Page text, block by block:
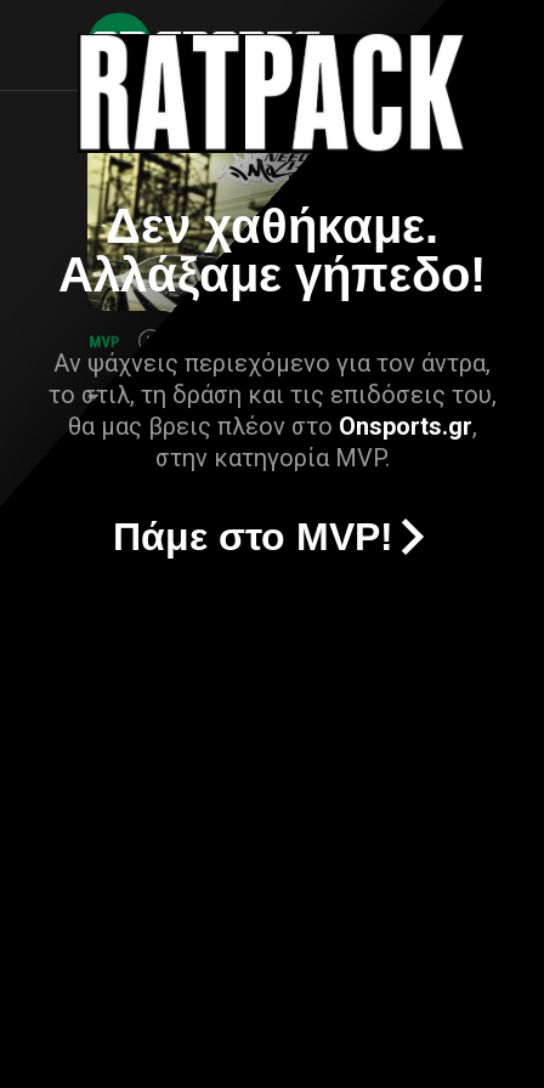
Δεν χαθήκαμε.
Αλλάξαμε γήπεδο!
Αν ψάχνεις περιεχόμενο για τον άντρα,
το στιλ, τη δράση και τις επιδόσεις του,
θα μας βρεις πλέον στο Onsports.gr,
στην κατηγορία MVP.
Πάμε στο MVP!